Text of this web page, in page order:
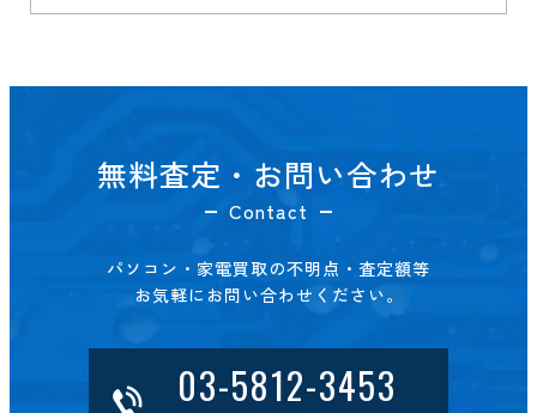
無料査定・お問い合わせ
Contact
パソコン・家電買取の不明点・査定額等
お気軽にお問い合わせください。
03-5812-3453